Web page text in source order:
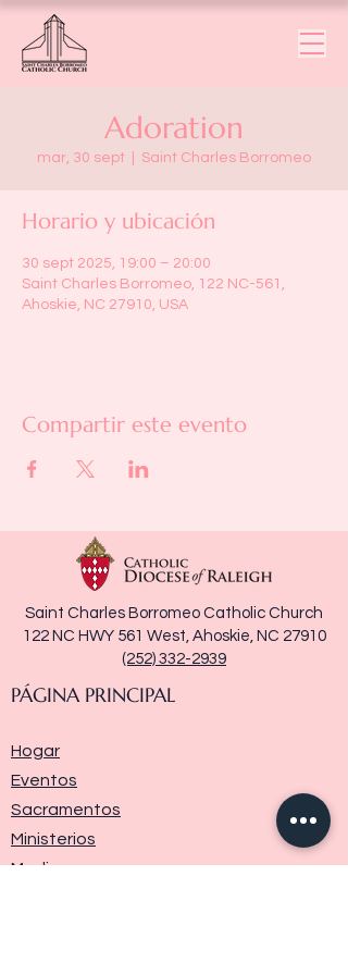
Adoration
mar, 30 sept Saint Charles Borromeo
Horario y ubicación
30 sept 2025, 19:00 – 20:00
Saint Charles Borromeo, 122 NC-561,
Ahoskie, NC 27910, USA
Compartir este evento
Saint Charles Borromeo Catholic Church
122 NC HWY 561 West, Ahoskie, NC 27910
(252) 332-2939
PÁGINA PRINCIPAL
Hogar
Eventos
Sacramentos
Ministerios
Media